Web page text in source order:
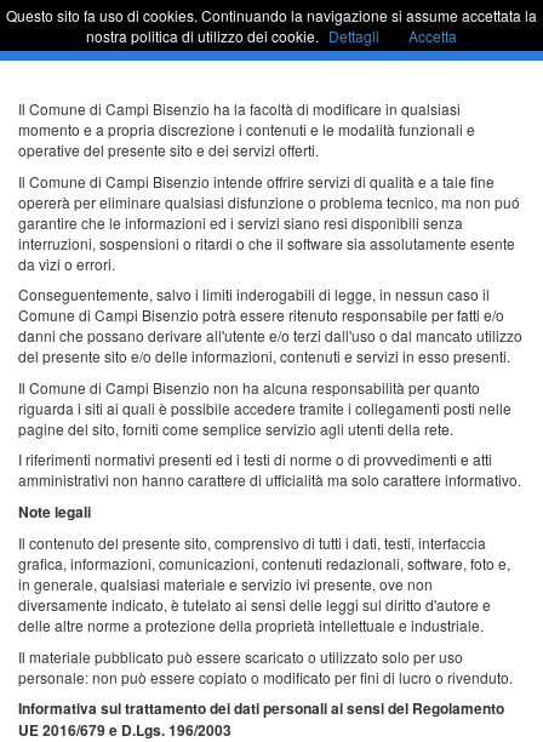
Passa
contenuto
barra
Sportello Unico
Il Comune di Campi Bisenzio ha la facoltà di modificare in qualsiasi
momento e a propria discrezione i contenuti e le modalità funzionali e
operative del presente sito e dei servizi offerti.
Il Comune di Campi Bisenzio intende offrire servizi di qualità e a tale fine
opererà per eliminare qualsiasi disfunzione o problema tecnico, ma non puó
garantire che le informazioni ed i servizi siano resi disponibili senza
interruzioni, sospensioni o ritardi o che il software sia assolutamente esente
da vizi o errori.
Conseguentemente, salvo i limiti inderogabili di legge, in nessun caso il
Comune di Campi Bisenzio potrà essere ritenuto responsabile per fatti e/o
danni che possano derivare all'utente e/o terzi dall'uso o dal mancato utilizzo
del presente sito e/o delle informazioni, contenuti e servizi in esso presenti.
Il Comune di Campi Bisenzio non ha alcuna responsabilità per quanto
riguarda i siti ai quali è possibile accedere tramite i collegamenti posti nelle
pagine del sito, forniti come semplice servizio agli utenti della rete.
I riferimenti normativi presenti ed i testi di norme o di provvedimenti e atti
amministrativi non hanno carattere di ufficialità ma solo carattere informativo.
Note legali
Il contenuto del presente sito, comprensivo di tutti i dati, testi, interfaccia
grafica, informazioni, comunicazioni, contenuti redazionali, software, foto e,
in generale, qualsiasi materiale e servizio ivi presente, ove non
diversamente indicato, è tutelato ai sensi delle leggi sul diritto d'autore e
delle altre norme a protezione della proprietà intellettuale e industriale.
Il materiale pubblicato può essere scaricato o utilizzato solo per uso
personale: non può essere copiato o modificato per fini di lucro o rivenduto.
Informativa sul trattamento dei dati personali ai sensi del Regolamento
UE 2016/679 e D.Lgs. 196/2003
Questo sito fa uso di cookies. Continuando la navigazione si assume accettata la
nostra politica di utilizzo dei cookie. Dettagli Accetta